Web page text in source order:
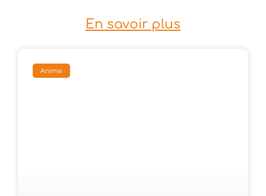
En savoir plus
Anime